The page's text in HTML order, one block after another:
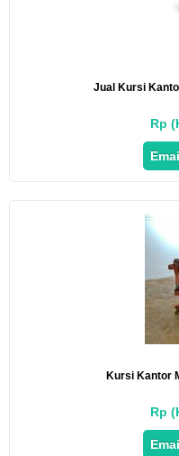
Jual Kursi
Rp
Kursi Kantor
Rp